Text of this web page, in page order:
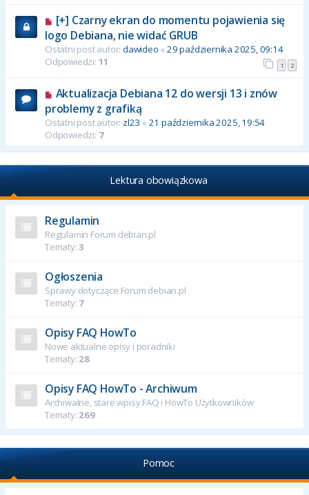
[+] Czarny ekran do momentu pojawienia się
logo Debiana, nie widać GRUB
Ostatni post autor: dawideo «29 października 2025, 09:14
Odpowiedzi: 11 1 2
Aktualizacja Debiana 12 do wersji 13 i znów
problemy z grafiką
Ostatni post autor: zl23 « 21 października 2025, 19:54
Odpowiedzi: 7
Lektura obowiązkowa
Regulamin
Regulamin Forum debian.pl
Tematy:3
Ogłoszenia
Sprawy dotyczące Forum debian.pl
Tematy: 7
Opisy FAQ HowTo
Nowe aktualne opisy i poradniki
Tematy: 28
Opisy FAQ HowTo - Archiwum
Archiwalne, stare wpisy FAQ i HowTo Użytkowników
Tematy: 269
Pomoc